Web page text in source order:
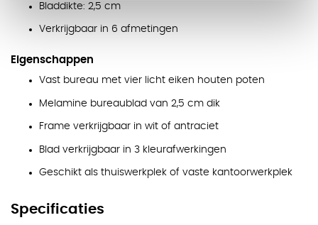
Bladdikte: 2,5 cm
Verkrijgbaar in 6 afmetingen
Eigenschappen
Vast bureau met vier licht eiken houten poten
Melamine bureaublad van 2,5 cm dik
Frame verkrijgbaar in wit of antraciet
Blad verkrijgbaar in 3 kleurafwerkingen
Geschikt als thuiswerkplek of vaste kantoorwerkplek
Specificaties